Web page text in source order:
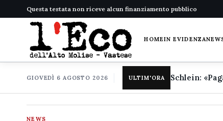
Questa testata non riceve alcun finanziamento pubblico
HOMEIN EVIDENZA
GIOVEDÌ 6 AGOSTO 2026 ULTIM'ORA
NEWS